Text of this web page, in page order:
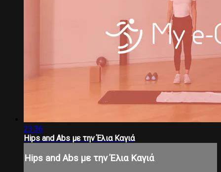
23:36
Hips and Abs με την Έλια Καγιά
Hips and Abs με την Έλια Καγιά